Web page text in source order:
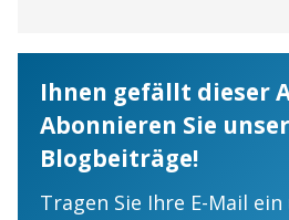
Ihnen gefällt dieser
Abonnieren Sie
Blogbeiträge!
Tragen Sie Ihre E-Mail